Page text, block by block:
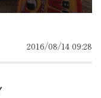
2016/08/14 09:28